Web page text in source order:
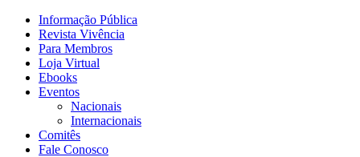
Informação Pública
Revista Vivência
Para Membros
Loja Virtual
Ebooks
Eventos
Nacionais
Internacionais
Comitês
Fale Conosco